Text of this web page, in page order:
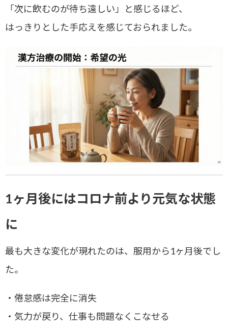
「次に飲むのが待ち遠しい」と感じるほど、
はっきりとした手応えを感じておられました。
1ヶ月後にはコロナ前より元気な状態
に
最も大きな変化が現れたのは、服用から1ヶ月後でし
た。
・倦怠感は完全に消失
・気力が戻り、仕事も問題なくこなせる